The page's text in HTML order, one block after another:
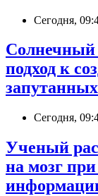
Сегодня,
Солнечный
подход к
Сегодня,
Ученый
на мозг